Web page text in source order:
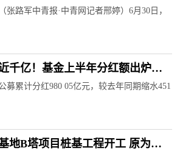
张路军中青报·中青网记者邢婷）6月30日，
千亿！基金上半年分红额出炉，
超八成
募累计分红980 05亿元，较去年同期缩水451
地B塔项目桩基工程开工 原为深